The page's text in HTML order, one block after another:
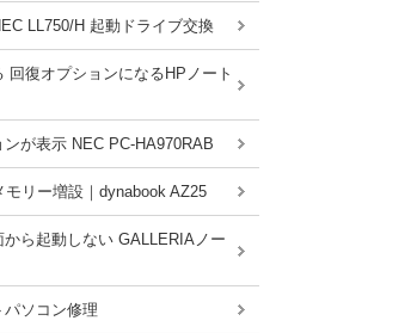
LL750/H 起動ドライブ交換
回復オプションになるHPノート
ンが表示 NEC PC-HA970RAB
モリー増設｜dynabook AZ25
から起動しない GALLERIAノー
パソコン修理